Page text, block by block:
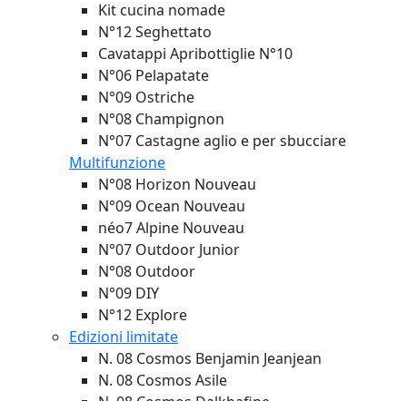
Kit cucina nomade
N°12 Seghettato
Cavatappi Apribottiglie N°10
N°06 Pelapatate
N°09 Ostriche
N°08 Champignon
N°07 Castagne aglio e per sbucciare
Multifunzione
N°08 Horizon Nouveau
N°09 Ocean Nouveau
néo7 Alpine Nouveau
N°07 Outdoor Junior
N°08 Outdoor
N°09 DIY
N°12 Explore
Edizioni limitate
N. 08 Cosmos Benjamin Jeanjean
N. 08 Cosmos Asile